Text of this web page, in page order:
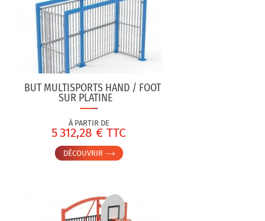
BUT MULTISPORTS HAND / FOOT
SUR PLATINE
À PARTIR DE
5 312,28 € TTC
DÉCOUVRIR